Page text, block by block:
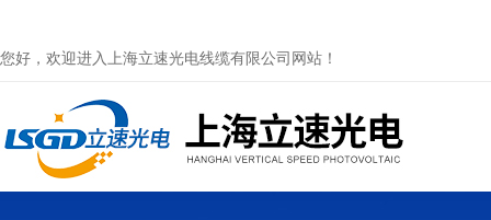
您好，欢迎进入上海立速光电线缆有限公司网站！